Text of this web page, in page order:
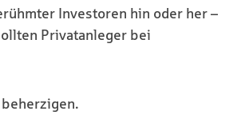
Investoren hin oder her –
Privatanleger bei